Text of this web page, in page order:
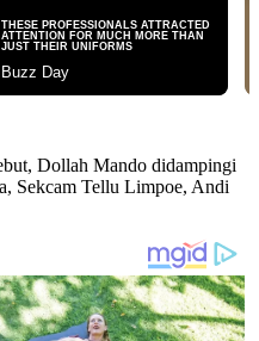
Dollah Mando didampingi
Sekcam Tellu Limpoe, Andi